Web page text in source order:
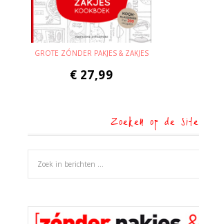
GROTE ZÓNDER PAKJES & ZAKJES
€ 27,99
Zoeken op de site